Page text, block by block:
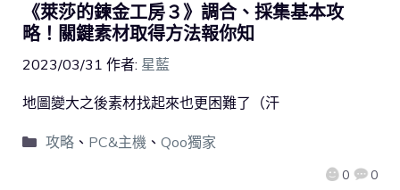
《萊莎的鍊金工房３》調合、採集基本攻
略！關鍵素材取得方法報你知
2023/03/31 作者: 星藍
0 0
地圖變大之後素材找起來也更困難了（汗
攻略、 PC&主機、 Qoo獨家